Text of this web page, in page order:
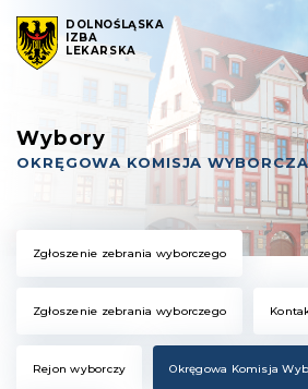
DOLNOŚLĄSKA
IZBA
LEKARSKA
Wybory
OKRĘGOWA KOMISJA WYBORCZA
Zgłoszenie zebrania wyborczego
Zgłoszenie zebrania wyborczego
Rejon wyborczy Okręgowa Komisja